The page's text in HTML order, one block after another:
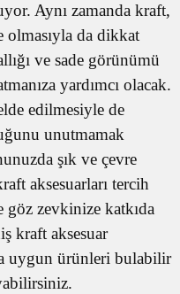
Aynı zamanda kraft,
olmasıyla da dikkat
ve sade görünümü
yardımcı olacak.
edilmesiyle de
unutmamak
şık ve çevre
aksesuarları tercih
göz zevkinize katkıda
kraft aksesuar
uygun ürünleri bulabilir